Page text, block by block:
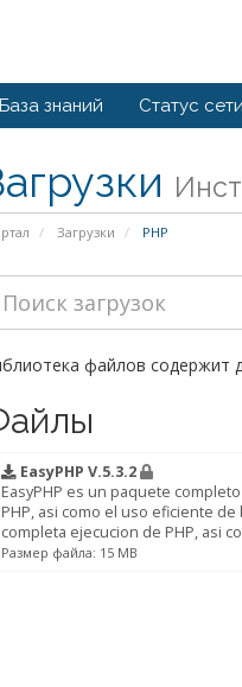
База знаний Статус сети
Загрузки PHP
файлов содержит
EasyPHP V.5.3.2
EasyPHP es un paquete
PHP, asi como el uso eficiente
completa ejecucion de PHP, asi
Размер файла: 15 MB